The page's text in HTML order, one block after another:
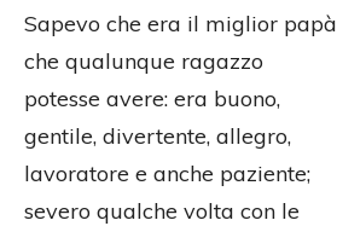
Sapevo che era il miglior papà
che qualunque ragazzo
potesse avere: era buono,
gentile, divertente, allegro,
lavoratore e anche paziente;
severo qualche volta con le